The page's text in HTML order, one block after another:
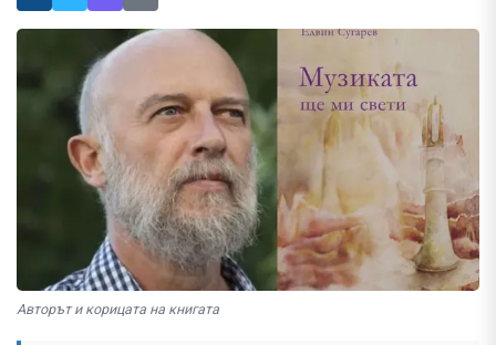
Авторът и корицата на книгата